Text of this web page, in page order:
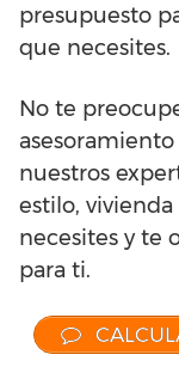
presupuesto
que necesites.
No te
nuestros
estilo,
necesites y te
para ti.